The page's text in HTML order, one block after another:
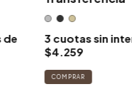
de
3 cuotas sin
$4.259
COMPRAR